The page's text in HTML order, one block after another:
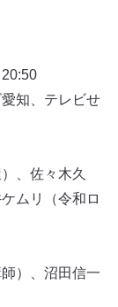
知、テレビせ
、佐々木久
ムリ（令和ロ
）、沼田信一